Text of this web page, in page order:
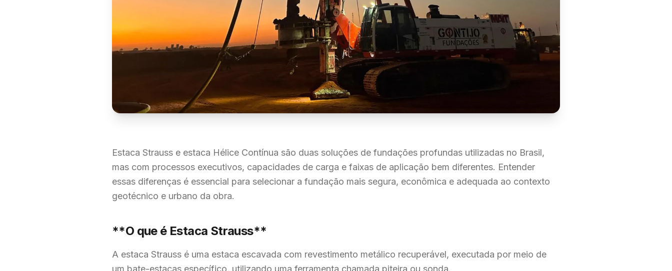
Estaca Strauss e estaca Hélice Contínua são duas soluções de fundações profundas utilizadas no Brasil,
mas com processos executivos, capacidades de carga e faixas de aplicação bem diferentes. Entender
essas diferenças é essencial para selecionar a fundação mais segura, econômica e adequada ao contexto
geotécnico e urbano da obra.
**O que é Estaca Strauss**
A estaca Strauss é uma estaca escavada com revestimento metálico recuperável, executada por meio de
um bate-estacas específico, utilizando uma ferramenta chamada piteira ou sonda.